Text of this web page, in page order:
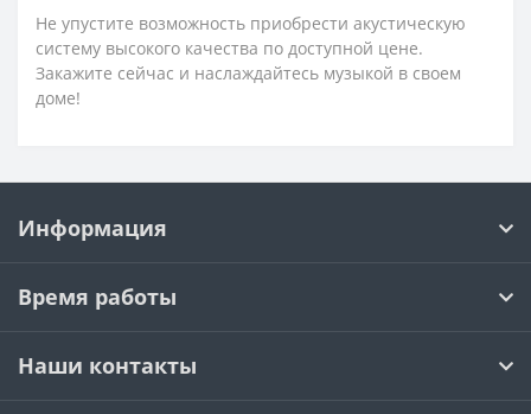
Не упустите возможность приобрести акустическую
систему высокого качества по доступной цене.
Закажите сейчас и наслаждайтесь музыкой в своем
доме!
Информация
Время работы
Наши контакты